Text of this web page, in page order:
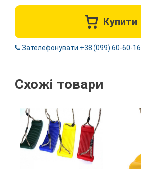
Купити
Зателефонувати +38 (099) 60-60-
Схожі товари